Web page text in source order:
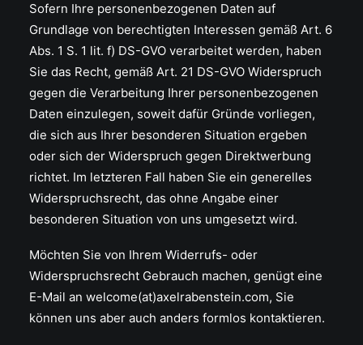
Sofern Ihre personenbezogenen Daten auf
Grundlage von berechtigten Interessen gemäß Art. 6
Abs. 1 S. 1 lit. f) DS-GVO verarbeitet werden, haben
Sie das Recht, gemäß Art. 21 DS-GVO Widerspruch
gegen die Verarbeitung Ihrer personenbezogenen
Daten einzulegen, soweit dafür Gründe vorliegen,
die sich aus Ihrer besonderen Situation ergeben
oder sich der Widerspruch gegen Direktwerbung
richtet. Im letzteren Fall haben Sie ein generelles
Widerspruchsrecht, das ohne Angabe einer
besonderen Situation von uns umgesetzt wird.
Möchten Sie von Ihrem Widerrufs- oder
Widerspruchsrecht Gebrauch machen, genügt eine
E-Mail an welcome(at)axelrabenstein.com, Sie
können uns aber auch anders formlos kontaktieren.